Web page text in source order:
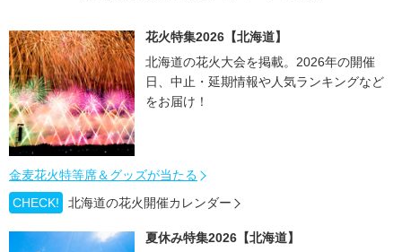
花火特集2026【北海道】
北海道の花火大会を掲載。2026年の開催
日、中止・延期情報や人気ランキングなど
をお届け！
金麦花火特等席＆グッズが当たる
CHECK!
北海道の花火開催カレンダー
夏休み特集2026【北海道】